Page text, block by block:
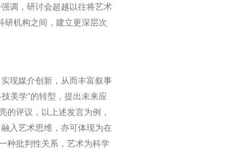
调，研讨会超越以往将艺术
研机构之间，建立更深层次
现媒介创新，从而丰富叙事
美学”的转型，提出未来应
的评议，以上述发言为例，
入艺术思维，亦可体现为在
种批判性关系，艺术为科学